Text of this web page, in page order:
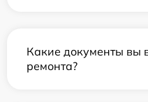
Какие документы вы
ремонта?